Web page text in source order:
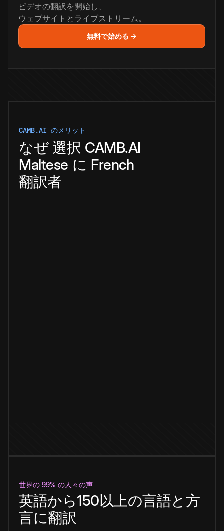
ビデオの翻訳を開始し、
ウェブサイトとライブストリーム。
無料で始める →
CAMB.AI のメリット
なぜ 選択 CAMB.AI
Maltese に French
翻訳者
世界の 99% の人々の声
英語から150以上の言語と方
言に翻訳